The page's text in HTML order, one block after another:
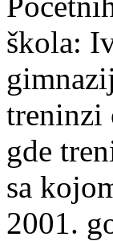
škola:
treninzi
gde
sa
2001.